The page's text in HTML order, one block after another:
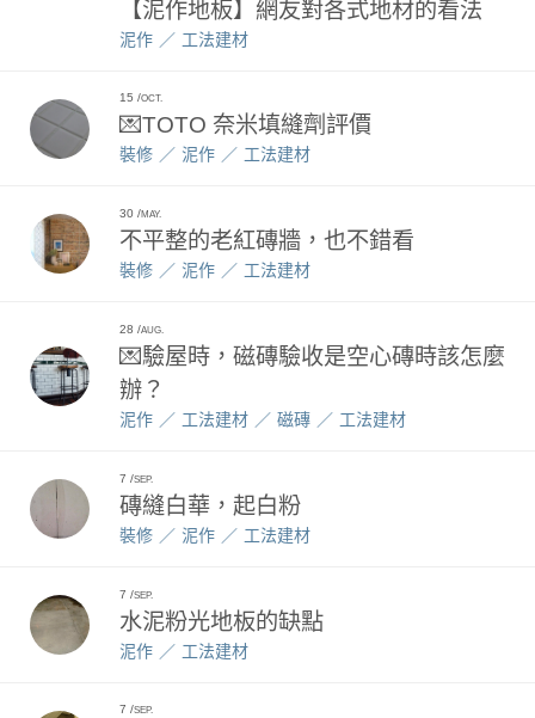
【泥作地板】網友對各式地材的看法
泥作 工法建材
15 OCT.
💌TOTO 奈米填縫劑評價
裝修 泥作 工法建材
30 MAY.
不平整的老紅磚牆，也不錯看
裝修 泥作 工法建材
28 AUG.
💌驗屋時，磁磚驗收是空心磚時該怎麼
辦？
泥作 工法建材 磁磚 工法建材
7 SEP.
磚縫白華，起白粉
裝修 泥作 工法建材
7 SEP.
水泥粉光地板的缺點
泥作 工法建材
7 SEP.